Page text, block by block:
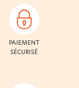
PAIEMENT
SÉCURISÉ